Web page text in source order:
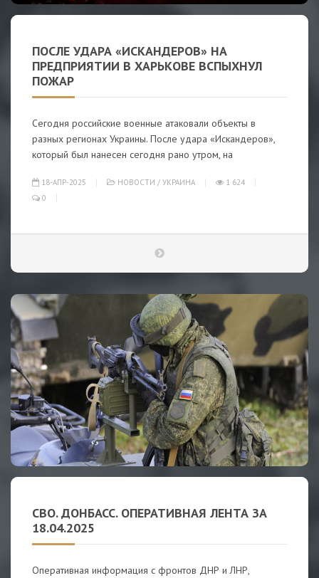
ПОСЛЕ УДАРА «ИСКАНДЕРОВ» НА
ПРЕДПРИЯТИИ В ХАРЬКОВЕ ВСПЫХНУЛ
ПОЖАР
Сегодня российские военные атаковали объекты в
разных регионах Украины. После удара «Искандеров»,
который был нанесен сегодня рано утром, на
18-АПР-2025 НОВОСТИ / УКРАИНА
1 624
0
СВО. ДОНБАСС. ОПЕРАТИВНАЯ ЛЕНТА ЗА
18.04.2025
Оперативная информация с фронтов ДНР и ЛНР,